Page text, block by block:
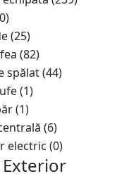
(25)
(82)
spălat(44)
(1)
(1)
(6)
electric (0)